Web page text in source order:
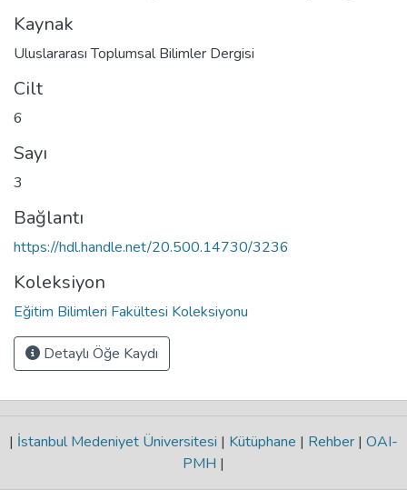
Kaynak
Uluslararası Toplumsal Bilimler Dergisi
Cilt
6
Sayı
3
Bağlantı
https://hdl.handle.net/20.500.14730/3236
Koleksiyon
Eğitim Bilimleri Fakültesi Koleksiyonu
Detaylı Öğe Kaydı
| İstanbul Medeniyet Üniversitesi | Kütüphane | Rehber | OAI-
PMH |